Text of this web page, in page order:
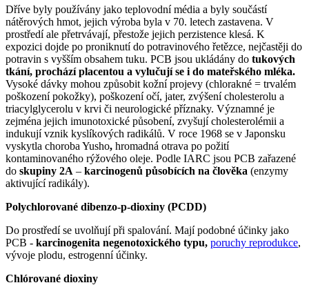
Dříve byly používány jako teplovodní média a byly součástí
nátěrových hmot, jejich výroba byla v 70. letech zastavena. V
prostředí ale přetrvávají, přestože jejich perzistence klesá. K
expozici dojde po proniknutí do potravinového řetězce, nejčastěji do
potravin s vyšším obsahem tuku. PCB jsou ukládány do tukových
tkání, prochází placentou a vylučují se i do mateřského mléka.
Vysoké dávky mohou způsobit kožní projevy (chlorakné = trvalém
poškození pokožky), poškození očí, jater, zvýšení cholesterolu a
triacylglycerolu v krvi či neurologické příznaky. Významné je
zejména jejich imunotoxické působení, zvyšují cholesterolémii a
indukují vznik kyslíkových radikálů. V roce 1968 se v Japonsku
vyskytla choroba Yusho, hromadná otrava po požití
kontaminovaného rýžového oleje. Podle IARC jsou PCB zařazené
do skupiny 2A – karcinogenů působících na člověka (enzymy
aktivující radikály).
Polychlorované dibenzo-p-dioxiny (PCDD)
Do prostředí se uvolňují při spalování. Mají podobné účinky jako
PCB - karcinogenita negenotoxického typu, poruchy reprodukce,
vývoje plodu, estrogenní účinky.
Chlórované dioxiny